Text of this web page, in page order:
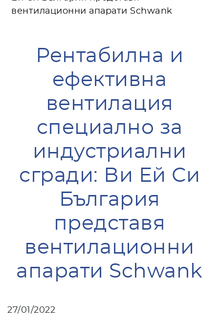
вентилационни апарати Schwank
Рентабилна и
ефективна
вентилация
специално за
индустриални
сгради: Ви Ей Си
България
представя
вентилационни
апарати Schwank
27/01/2022